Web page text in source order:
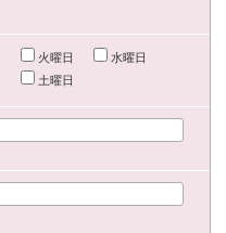
火曜日
水曜日
土曜日